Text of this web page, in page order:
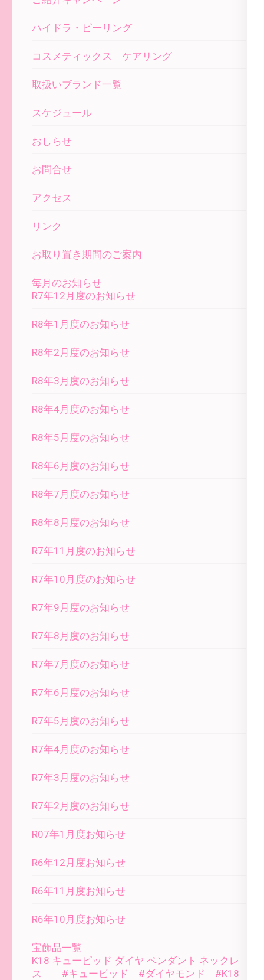
ハイドラ・ピーリング
コスメティックス ケアリング
取扱いブランド一覧
スケジュール
おしらせ
お問合せ
アクセス
リンク
お取り置き期間のご案内
毎月のお知らせ
R7年12月度のお知らせ
R8年1月度のお知らせ
R8年2月度のお知らせ
R8年3月度のお知らせ
R8年4月度のお知らせ
R8年5月度のお知らせ
R8年6月度のお知らせ
R8年7月度のお知らせ
R8年8月度のお知らせ
R7年11月度のお知らせ
R7年10月度のお知らせ
R7年9月度のお知らせ
R7年8月度のお知らせ
R7年7月度のお知らせ
R7年6月度のお知らせ
R7年5月度のお知らせ
R7年4月度のお知らせ
R7年3月度のお知らせ
R7年2月度のお知らせ
R07年1月度お知らせ
R6年12月度お知らせ
R6年11月度お知らせ
R6年10月度お知らせ
宝飾品一覧
K18 キューピッド ダイヤ ペンダント ネックレ
ス #キューピッド #ダイヤモンド #K18